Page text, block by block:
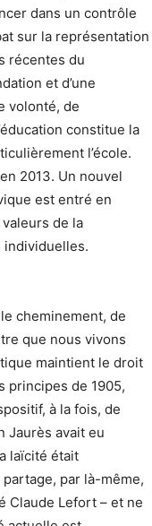
dans un contrôle
sur la représentation
récentes du
et d’une
volonté, de
constitue la
l’école.
2013. Un nouvel
est entré en
de la
individuelles.
cheminement, de
que nous vivons
maintient le droit
principes de 1905,
à la fois, de
Jaurès avait eu
laïcité était
par là-même,
Claude Lefort – et ne